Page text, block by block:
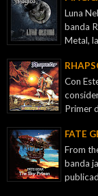
Luna
banda
Metal,
Con
Primer
FATE
From
banda